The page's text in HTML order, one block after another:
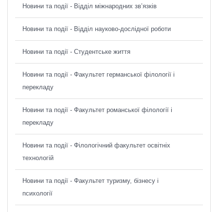
Новини та події - Відділ міжнародних зв’язків
Новини та події - Відділ науково-дослідної роботи
Новини та події - Студентське життя
Новини та події - Факультет германської філології і
перекладу
Новини та події - Факультет романської філології і
перекладу
Новини та події - Філологічний факультет освітніх
технологій
Новини та події - Факультет туризму, бізнесу і
психології